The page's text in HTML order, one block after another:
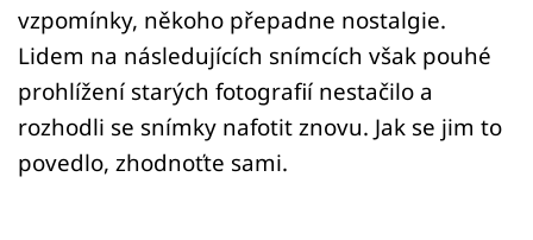
Sex a vztahy
Videa
Sledujte prima+
vzpomínky, někoho přepadne nostalgie.
Lidem na následujících snímcích však pouhé
prohlížení starých fotografií nestačilo a
rozhodli se snímky nafotit znovu. Jak se jim to
povedlo, zhodnoťte sami.